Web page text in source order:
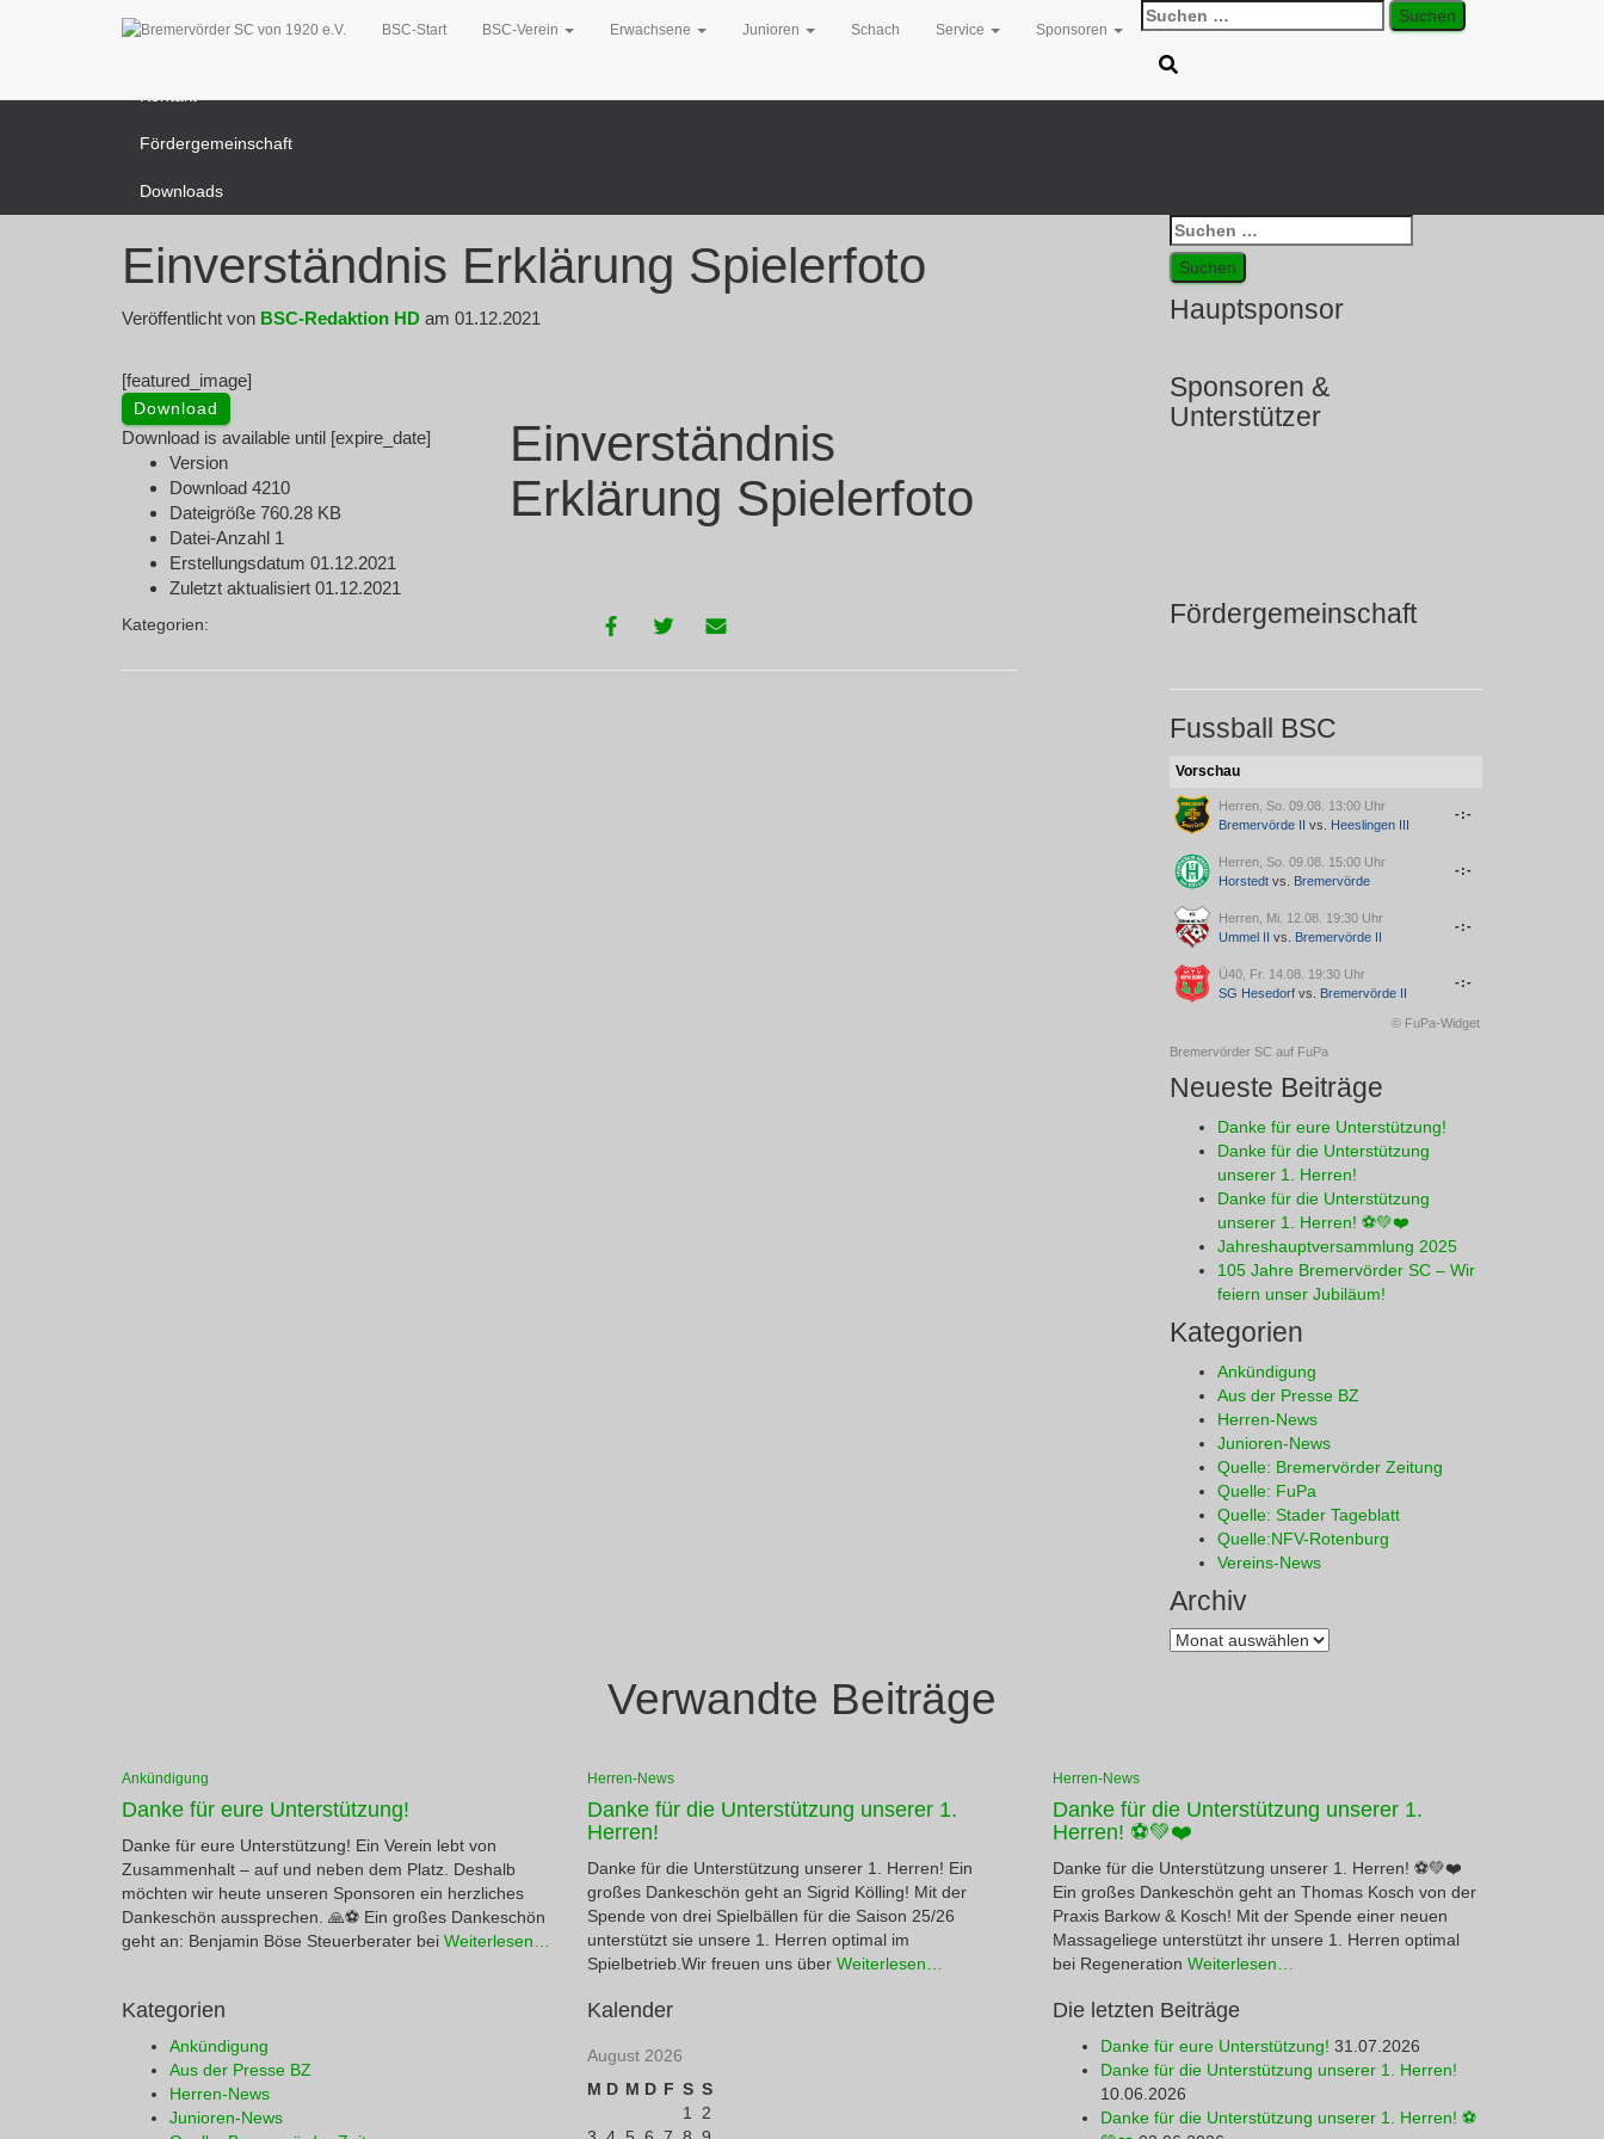
Fördergemeinschaft
Downloads
BSC-Start BSC-Verein Erwachsene Junioren Schach Service Sponsoren
Suchen
nach:
Einverständnis Erklärung Spielerfoto
Veröffentlicht von BSC-Redaktion HD am 01.12.2021
[featured_image]
Download
Download is available until [expire_date]
Version
Download 4210
Dateigröße 760.28 KB
Datei-Anzahl 1
Erstellungsdatum 01.12.2021
Zuletzt aktualisiert 01.12.2021
Einverständnis
Erklärung Spielerfoto
Kategorien:
Suchen
nach:
Hauptsponsor
Sponsoren &
Unterstützer
Fördergemeinschaft
Fussball BSC
Vorschau
Herren, So. 09.08. 13:00 Uhr
Bremervörde II vs. Heeslingen III
-:-
Herren, So. 09.08. 15:00 Uhr
Horstedtvs. Bremervörde
-:-
Herren, Mi. 12.08. 19:30 Uhr
Ummel II vs. Bremervörde II
-:-
Ü40, Fr. 14.08. 19:30 Uhr
SG Hesedorfvs. Bremervörde II
-:-
© FuPa-Widget
Bremervörder SC auf FuPa
Neueste Beiträge
Danke für eure Unterstützung!
Danke für die Unterstützung
unserer 1. Herren!
Danke für die Unterstützung
unserer 1. Herren! ⚽💚❤️
Jahreshauptversammlung 2025
105 Jahre Bremervörder SC – Wir
feiern unser Jubiläum!
Kategorien
Ankündigung
Aus der Presse BZ
Herren-News
Junioren-News
Quelle: Bremervörder Zeitung
Quelle: FuPa
Quelle: Stader Tageblatt
Quelle:NFV-Rotenburg
Vereins-News
Archiv
Archiv
Verwandte Beiträge
Ankündigung
Danke für eure Unterstützung!
Danke für eure Unterstützung! Ein Verein lebt von
Zusammenhalt – auf und neben dem Platz. Deshalb
möchten wir heute unseren Sponsoren ein herzliches
Dankeschön aussprechen. 🙏⚽ Ein großes Dankeschön
geht an: Benjamin Böse Steuerberater bei Weiterlesen…
Herren-News
Danke für die Unterstützung unserer 1.
Herren!
Danke für die Unterstützung unserer 1. Herren! Ein
großes Dankeschön geht an Sigrid Kölling! Mit der
Spende von drei Spielbällen für die Saison 25/26
unterstützt sie unsere 1. Herren optimal im
Spielbetrieb.Wir freuen uns über Weiterlesen…
Herren-News
Danke für die Unterstützung unserer 1.
Herren! ⚽💚❤️
Danke für die Unterstützung unserer 1. Herren! ⚽💚❤️
Ein großes Dankeschön geht an Thomas Kosch von der
Praxis Barkow & Kosch! Mit der Spende einer neuen
Massageliege unterstützt ihr unsere 1. Herren optimal
bei Regeneration Weiterlesen…
Kategorien
Ankündigung
Aus der Presse BZ
Herren-News
Junioren-News
Kalender
August 2026
M D M D F S S
1
2
Die letzten Beiträge
Danke für eure Unterstützung! 31.07.2026
Danke für die Unterstützung unserer 1. Herren!
10.06.2026
Danke für die Unterstützung unserer 1. Herren! ⚽